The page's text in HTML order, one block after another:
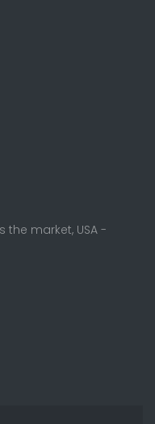
the market, USA -